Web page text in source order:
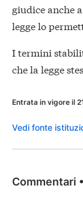
giudice anche
legge lo
I termini
che la legge
Entrata in vigore il
Vedi fonte
Commentari •